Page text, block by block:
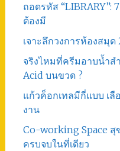
ถอดรหัส
ต้องมี
เจาะลึกวงการห้องสมุ
จริงไหมที่ครีมอาบน้ำส
Acid บนขวด ?
แก้วค็อกเทลมีกี่แบบ เลื
งาน
Co-working Space
ครบจบในที่เดียว